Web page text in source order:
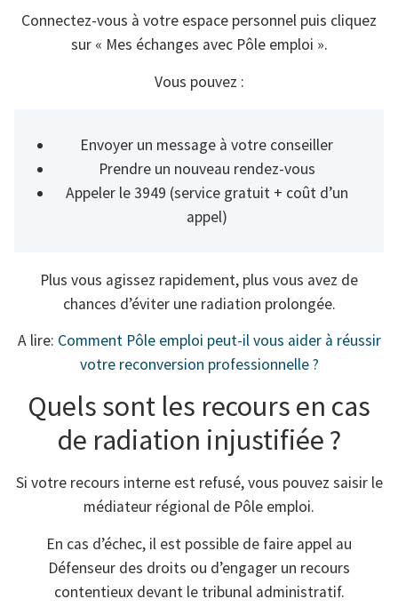
Connectez-vous à votre espace personnel puis cliquez
sur « Mes échanges avec Pôle emploi ».
Vous pouvez :
Envoyer un message à votre conseiller
Prendre un nouveau rendez-vous
Appeler le 3949 (service gratuit + coût d’un
appel)
Plus vous agissez rapidement, plus vous avez de
chances d’éviter une radiation prolongée.
A lire: Comment Pôle emploi peut-il vous aider à réussir
votre reconversion professionnelle ?
Quels sont les recours en cas
de radiation injustifiée ?
Si votre recours interne est refusé, vous pouvez saisir le
médiateur régional de Pôle emploi.
En cas d’échec, il est possible de faire appel au
Défenseur des droits ou d’engager un recours
contentieux devant le tribunal administratif.